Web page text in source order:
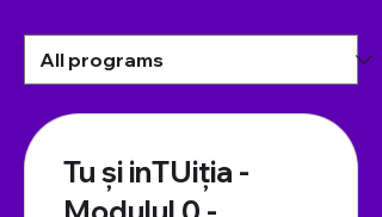
Tu și inTUiția -